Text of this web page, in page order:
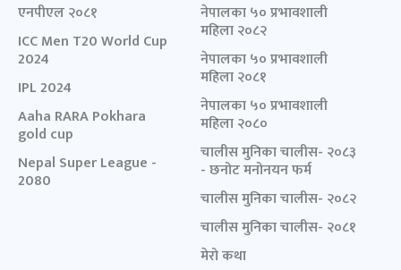
एनपीएल २०८१
ICC Men T20 World Cup
2024
IPL 2024
Aaha RARA Pokhara
gold cup
Nepal Super League -
2080
नेपालका ५० प्रभावशाली
महिला २०८२
नेपालका ५० प्रभावशाली
महिला २०८१
नेपालका ५० प्रभावशाली
महिला २०८०
चालीस मुनिका चालीस- २०८३
- छनोट मनोनयन फर्म
चालीस मुनिका चालीस- २०८२
चालीस मुनिका चालीस- २०८१
मेरो कथा